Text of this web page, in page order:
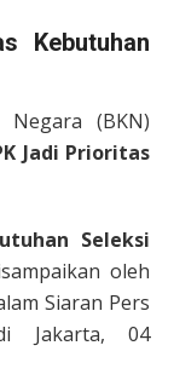
Kebutuhan
Negara (BKN)
Jadi Prioritas
Seleksi
oleh
Siaran Pers
di Jakarta, 04